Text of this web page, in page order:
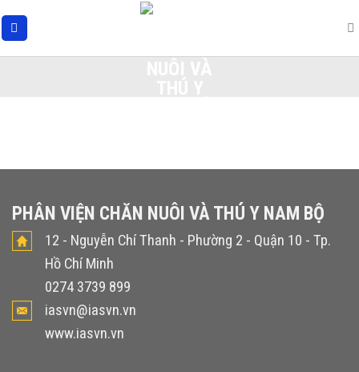
PHÂN VIỆN CHĂN NUÔI VÀ THÚ Y NAM BỘ
12 - Nguyễn Chí Thanh - Phường 2 - Quận 10 - Tp.
Hồ Chí Minh
0274 3739 899
iasvn@iasvn.vn
www.iasvn.vn